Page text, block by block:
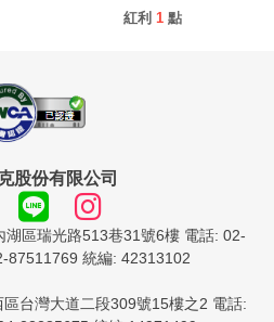
紅利 1 點
股份有限公司
區瑞光路513巷31號6樓 電話: 02-
87511769 統編: 42313102
台灣大道二段309號15樓之2 電話: